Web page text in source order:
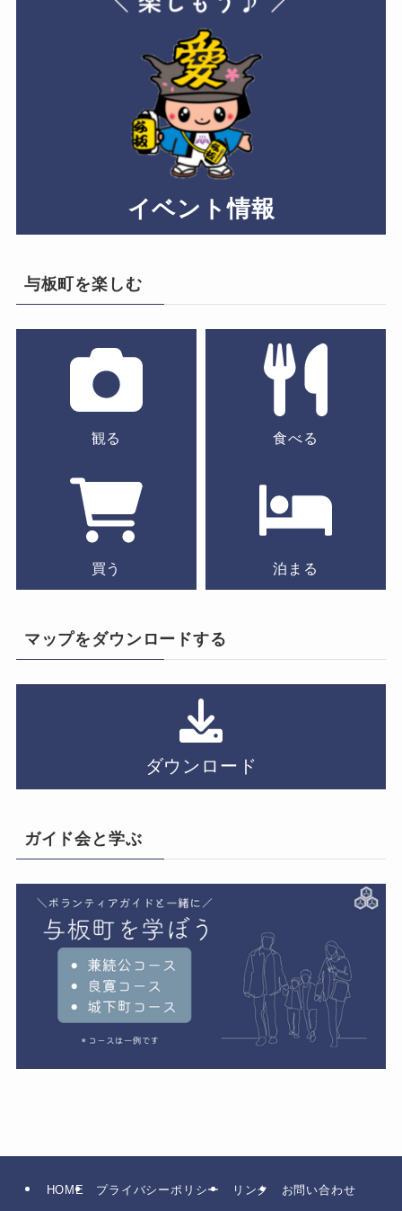
イベント情報
与板町を楽しむ
観る 食べる
買う 泊まる
マップをダウンロードする
ダウンロード
ガイド会と学ぶ
HOME プライバシーポリシー リンク お問い合わせ